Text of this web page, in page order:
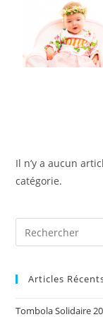
Il n’y a aucun
catégorie.
Articles
Tombola Solidaire